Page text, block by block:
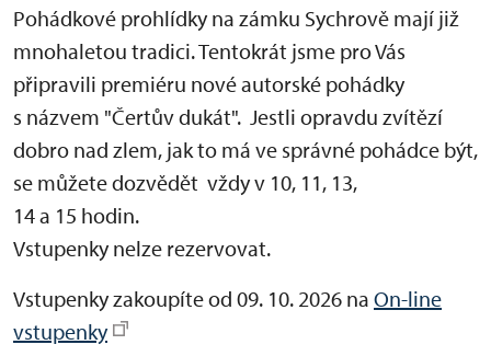
Pohádkové prohlídky na zámku Sychrově mají již
mnohaletou tradici. Tentokrát jsme pro Vás
připravili premiéru nové autorské pohádky
s názvem "Čertův dukát". Jestli opravdu zvítězí
dobro nad zlem, jak to má ve správné pohádce být,
se můžete dozvědět vždy v 10, 11, 13,
14 a 15 hodin.
Vstupenky nelze rezervovat.
Vstupenky zakoupíte od 09. 10. 2026 na On-line
vstupenky